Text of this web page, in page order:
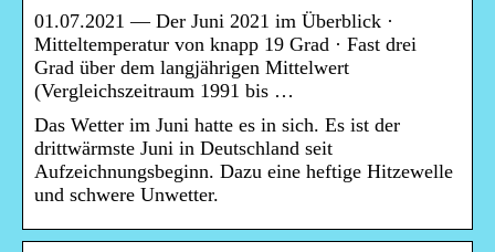
01.07.2021 — Der Juni 2021 im Überblick ·
Mitteltemperatur von knapp 19 Grad · Fast drei
Grad über dem langjährigen Mittelwert
(Vergleichszeitraum 1991 bis …
Das Wetter im Juni hatte es in sich. Es ist der
drittwärmste Juni in Deutschland seit
Aufzeichnungsbeginn. Dazu eine heftige Hitzewelle
und schwere Unwetter.